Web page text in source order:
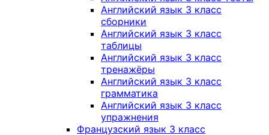
Английский язык 3 класс
сборники
Английский язык 3 класс
таблицы
Английский язык 3 класс
тренажёры
Английский язык 3 класс
грамматика
Английский язык 3 класс
упражнения
Французский язык 3 класс